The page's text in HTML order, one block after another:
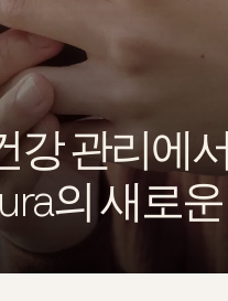
강 관리에
의 새로